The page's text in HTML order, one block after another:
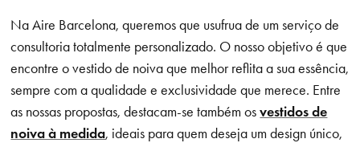
Na Aire Barcelona, queremos que usufrua de um serviço de
consultoria totalmente personalizado. O nosso objetivo é que
encontre o vestido de noiva que melhor reflita a sua essência,
sempre com a qualidade e exclusividade que merece. Entre
as nossas propostas, destacam-se também osvestidos de
noiva à medida, ideais para quem deseja um design único,